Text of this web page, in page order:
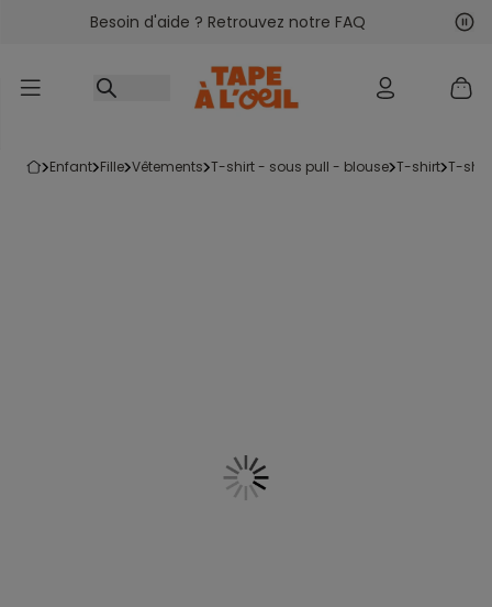
Accéder au contenu
Besoin d'aide ? Retrouvez notre FAQ
enfant fille vêtements t-shirt - sous pull - blouse t-shirt t-